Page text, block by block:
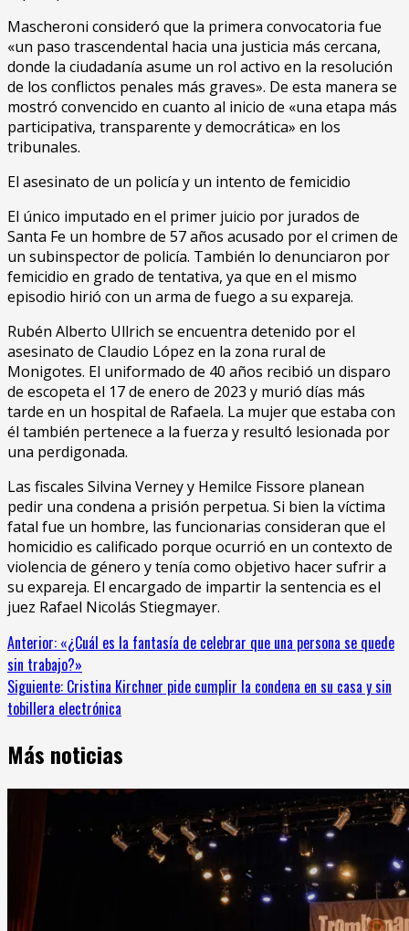
Mascheroni consideró que la primera convocatoria fue
«un paso trascendental hacia una justicia más cercana,
donde la ciudadanía asume un rol activo en la resolución
de los conflictos penales más graves». De esta manera se
mostró convencido en cuanto al inicio de «una etapa más
participativa, transparente y democrática» en los
tribunales.
El asesinato de un policía y un intento de femicidio
El único imputado en el primer juicio por jurados de
Santa Fe un hombre de 57 años acusado por el crimen de
un subinspector de policía. También lo denunciaron por
femicidio en grado de tentativa, ya que en el mismo
episodio hirió con un arma de fuego a su expareja.
Rubén Alberto Ullrich se encuentra detenido por el
asesinato de Claudio López en la zona rural de
Monigotes. El uniformado de 40 años recibió un disparo
de escopeta el 17 de enero de 2023 y murió días más
tarde en un hospital de Rafaela. La mujer que estaba con
él también pertenece a la fuerza y resultó lesionada por
una perdigonada.
Las fiscales Silvina Verney y Hemilce Fissore planean
pedir una condena a prisión perpetua. Si bien la víctima
fatal fue un hombre, las funcionarias consideran que el
homicidio es calificado porque ocurrió en un contexto de
violencia de género y tenía como objetivo hacer sufrir a
su expareja. El encargado de impartir la sentencia es el
juez Rafael Nicolás Stiegmayer.
Sigue
leyendo
Anterior: «¿Cuál es la fantasía de celebrar que una persona se quede
sin trabajo?»
Siguiente: Cristina Kirchner pide cumplir la condena en su casa y sin
tobillera electrónica
Más noticias